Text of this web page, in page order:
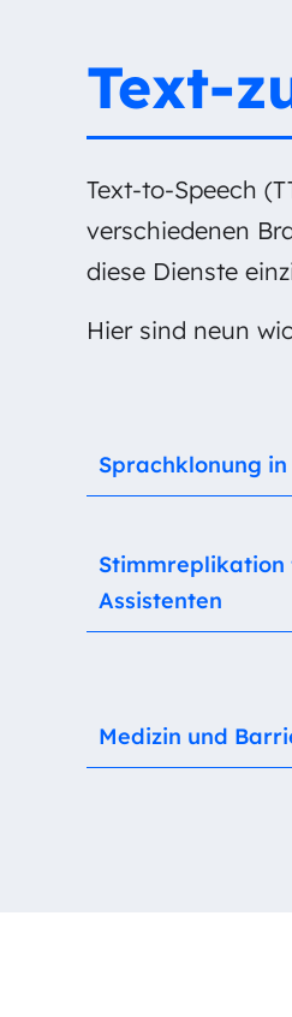
Text-
Text-to-Speech
verschiedenen
diese Dienste
Hier sind neun
Sprachklonung
Assistenten
Medizin und